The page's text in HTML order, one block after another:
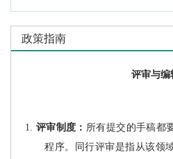
政策指南
评审与编
1. 评审制度： 所有提交的手稿都
程序。同行评审是指从该领